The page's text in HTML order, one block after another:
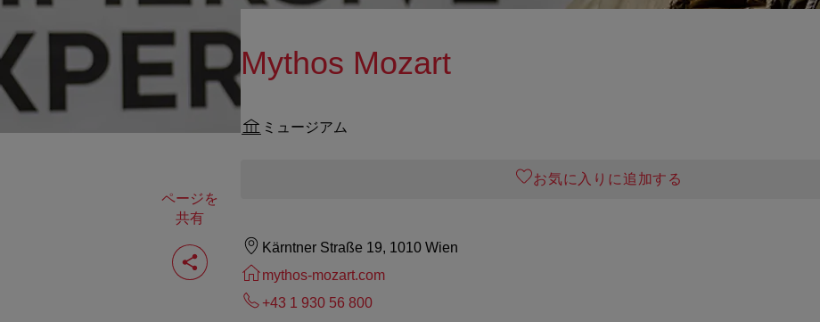
ページを
共有
ペ
ー
ジ
Mythos Mozart
ミュージアム
お気に入りに追加する
Kärntner Straße 19, 1010 Wien
mythos-mozart.com
+43 1 930 56 800